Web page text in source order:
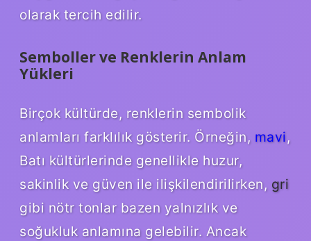
olarak tercih edilir.
Semboller ve Renklerin Anlam
Yükleri
Birçok kültürde, renklerin sembolik
anlamları farklılık gösterir. Örneğin, mavi,
Batı kültürlerinde genellikle huzur,
sakinlik ve güven ile ilişkilendirilirken, gri
gibi nötr tonlar bazen yalnızlık ve
soğukluk anlamına gelebilir. Ancak